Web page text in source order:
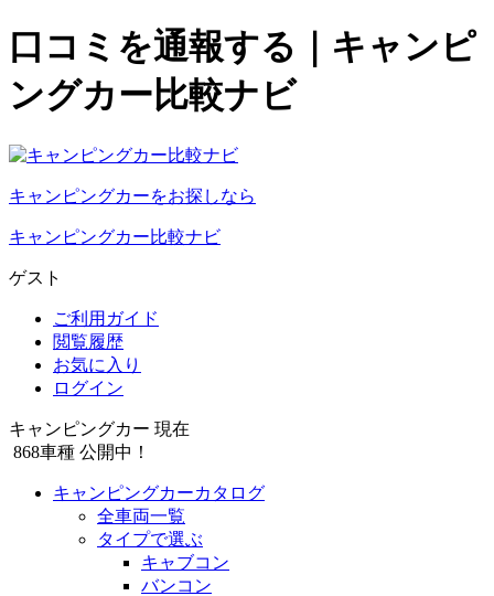
口コミを通報する｜キャンピ
ングカー比較ナビ
キャンピングカーをお探しなら
キャンピングカー比較ナビ
ゲスト
ご利用ガイド
閲覧履歴
お気に入り
ログイン
キャンピングカー 現在
868車種 公開中！
キャンピングカーカタログ
全車両一覧
タイプで選ぶ
キャブコン
バンコン